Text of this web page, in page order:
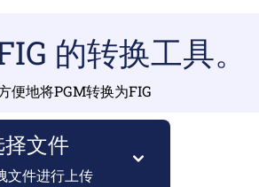
的转换工具。
便地将PGM转换为FIG
择文件
文件进行上传